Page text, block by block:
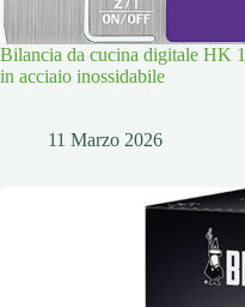
Bilancia da cucina digitale HK
in acciaio inossidabile
11 Marzo 2026